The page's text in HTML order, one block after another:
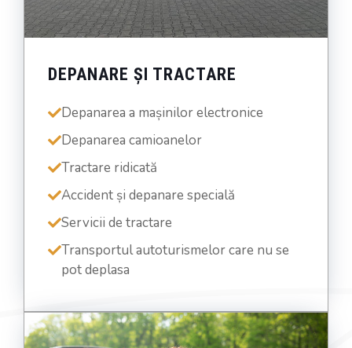
DEPANARE ȘI TRACTARE
Depanarea a mașinilor electronice
Depanarea camioanelor
Tractare ridicată
Accident și depanare specială
Servicii de tractare
Transportul autoturismelor care nu se
pot deplasa